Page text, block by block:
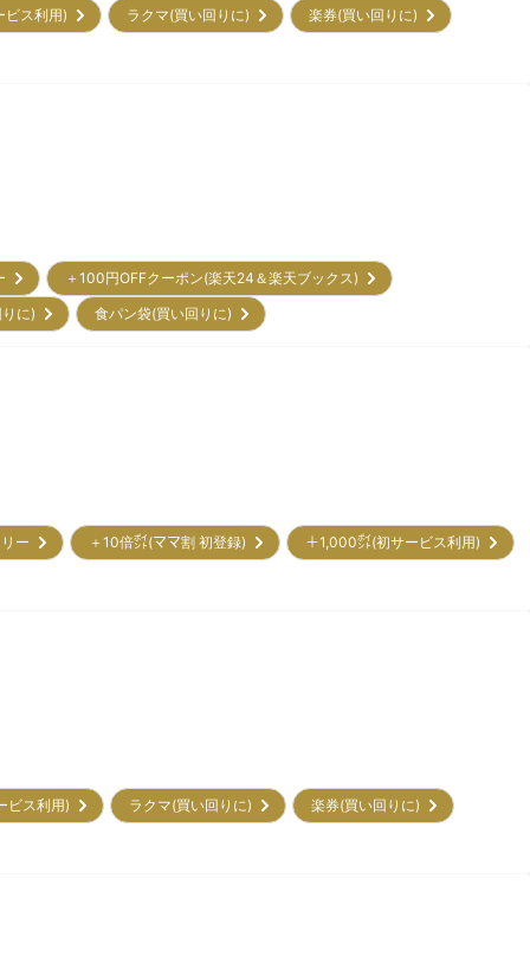
ビス利用) ラクマ(買い回りに) 楽券(買い回りに)
＋100円OFFクーポン(楽天24＆楽天ブックス)
りに)
食パン袋(買い回りに)
リー ＋10倍㌽(ママ割 初登録) ＋1,000㌽(初サービス利用)
ビス利用) ラクマ(買い回りに) 楽券(買い回りに)